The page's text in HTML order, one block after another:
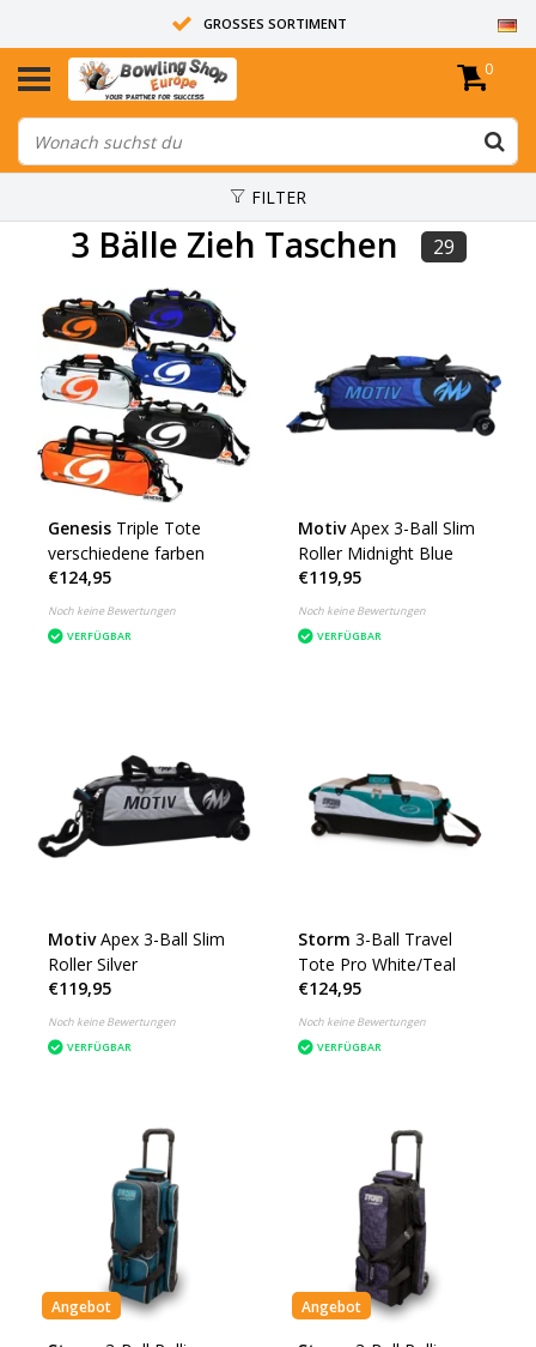
GROSSES SORTIMENT
14 TAGE RÜCKGABERECHT
ALLE BOWLINGKUGELN SIND UNGEBOHRT
0
FILTER
3 Bälle Zieh Taschen 29
Genesis Triple Tote
verschiedene farben
€124,95
Noch keine Bewertungen
VERFÜGBAR
Motiv Apex 3-Ball Slim
Roller Midnight Blue
€119,95
Noch keine Bewertungen
VERFÜGBAR
Motiv Apex 3-Ball Slim
Roller Silver
€119,95
Noch keine Bewertungen
VERFÜGBAR
Storm 3-Ball Travel
Tote Pro White/Teal
€124,95
Noch keine Bewertungen
VERFÜGBAR
Angebot Angebot